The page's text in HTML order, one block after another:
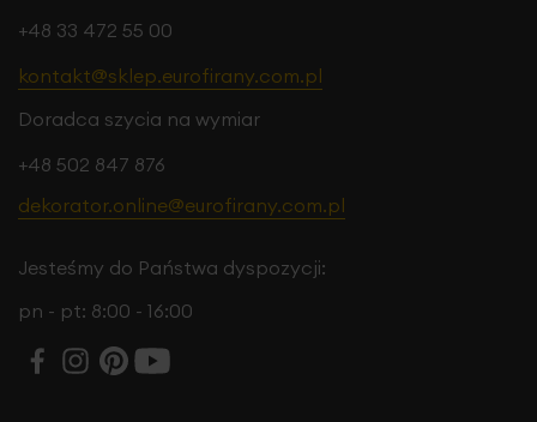
+48 33 472 55 00
kontakt@sklep.eurofirany.com.pl
Doradca szycia na wymiar
+48 502 847 876
dekorator.online@eurofirany.com.pl
Jesteśmy do Państwa dyspozycji:
pn - pt: 8:00 - 16:00